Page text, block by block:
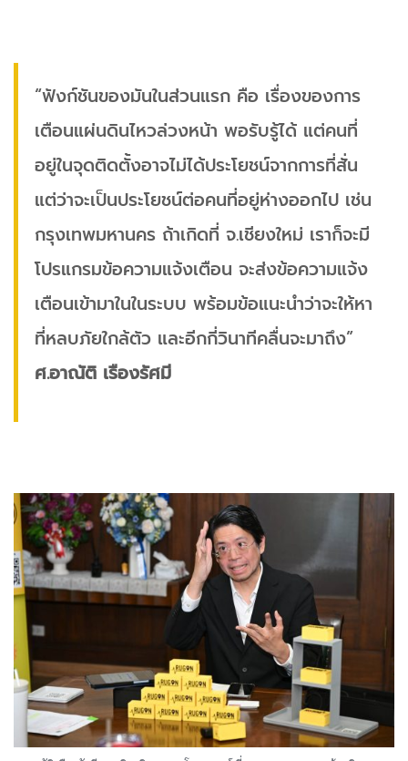
“ฟังก์ชันของมันในส่วนแรก คือ เรื่องของการ
เตือนแผ่นดินไหวล่วงหน้า พอรับรู้ได้ แต่คนที่
อยู่ในจุดติดตั้งอาจไม่ได้ประโยชน์จากการที่สั่น
แต่ว่าจะเป็นประโยชน์ต่อคนที่อยู่ห่างออกไป เช่น
กรุงเทพมหานคร ถ้าเกิดที่ จ.เชียงใหม่ เราก็จะมี
โปรแกรมข้อความแจ้งเตือน จะส่งข้อความแจ้ง
เตือนเข้ามาในในระบบ พร้อมข้อแนะนำว่าจะให้หา
ที่หลบภัยใกล้ตัว และอีกกี่วินาทีคลื่นจะมาถึง”
ศ.อาณัติ เรืองรัศมี